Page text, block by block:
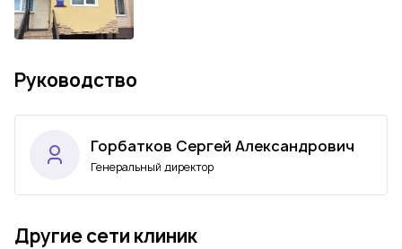
Руководство
Горбатков Сергей Александрович
Генеральный директор
Другие сети клиник